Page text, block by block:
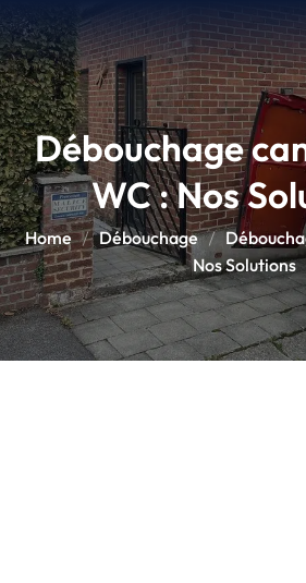
Débouchage
WC : Nos
Home Débouchage
Nos Solutions